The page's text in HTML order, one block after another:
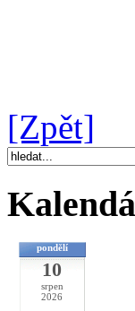
[Zpět]
pondělí
10
srpen
2026